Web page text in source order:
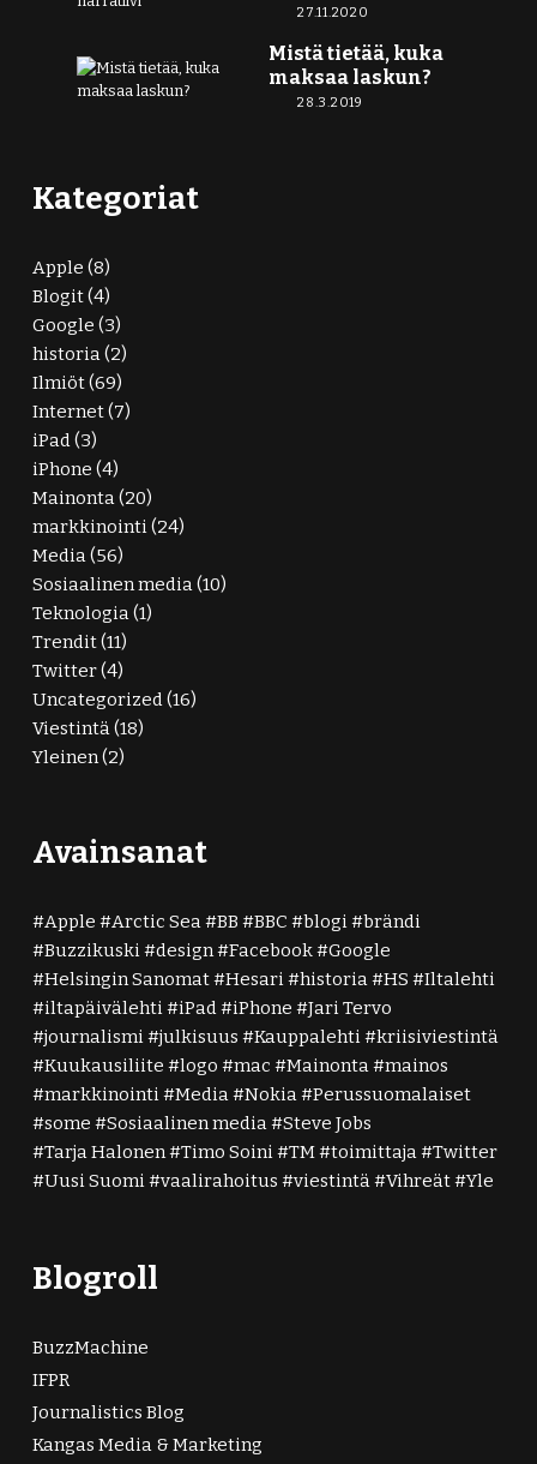
27.11.2020
Mistä tietää, kuka
maksaa laskun?
28.3.2019
Kategoriat
Apple (8)
Blogit(4)
Google (3)
historia(2)
Ilmiöt(69)
Internet(7)
iPad(3)
iPhone (4)
Mainonta(20)
markkinointi(24)
Media(56)
Sosiaalinen media(10)
Teknologia(1)
Trendit(11)
Twitter(4)
Uncategorized(16)
Viestintä(18)
Yleinen(2)
Avainsanat
Apple Arctic Sea BB BBC blogi
brändi
Buzzikuski
design Facebook
Google
Helsingin Sanomat
Hesari historia HS
Iltalehti
iltapäivälehti
iPad iPhone
Jari Tervo
journalismi
julkisuus Kauppalehti
kriisiviestintä
Kuukausiliite
logo mac Mainonta
mainos
markkinointi
Media Nokia
Perussuomalaiset
some
Sosiaalinen media
Steve Jobs
Tarja Halonen
Timo Soini TM toimittaja
Twitter
Uusi Suomi
vaalirahoitus viestintä Vihreät Yle
Blogroll
BuzzMachine
IFPR
Journalistics Blog
Kangas Media & Marketing